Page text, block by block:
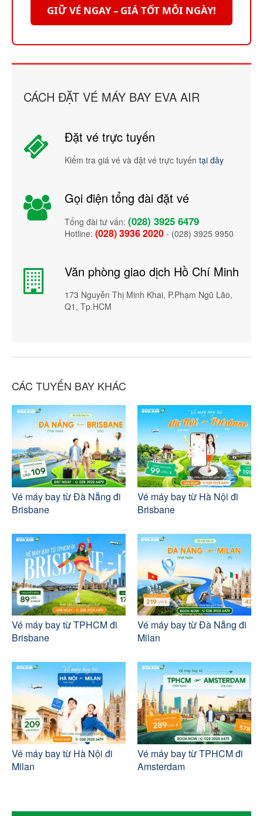
GIỮ VÉ NGAY – GIÁ TỐT MỖI NGÀY!
CÁCH ĐẶT VÉ MÁY BAY EVA AIR
Đặt vé trực tuyến
Kiểm tra giá vé và đặt vé trực tuyến tại đây
Gọi điện tổng đài đặt vé
Tổng đài tư vấn: (028) 3925 6479
Hotline: (028) 3936 2020 - (028) 3925 9950
Văn phòng giao dịch Hồ Chí Minh
173 Nguyễn Thị Minh Khai, P.Phạm Ngũ Lão,
Q1, Tp.HCM
CÁC TUYẾN BAY KHÁC
Vé máy bay từ Đà Nẵng đi
Brisbane
Vé máy bay từ Hà Nội đi
Brisbane
Vé máy bay từ TPHCM đi
Brisbane
Vé máy bay từ Đà Nẵng đi
Milan
Vé máy bay từ Hà Nội đi
Milan
Vé máy bay từ TPHCM đi
Amsterdam